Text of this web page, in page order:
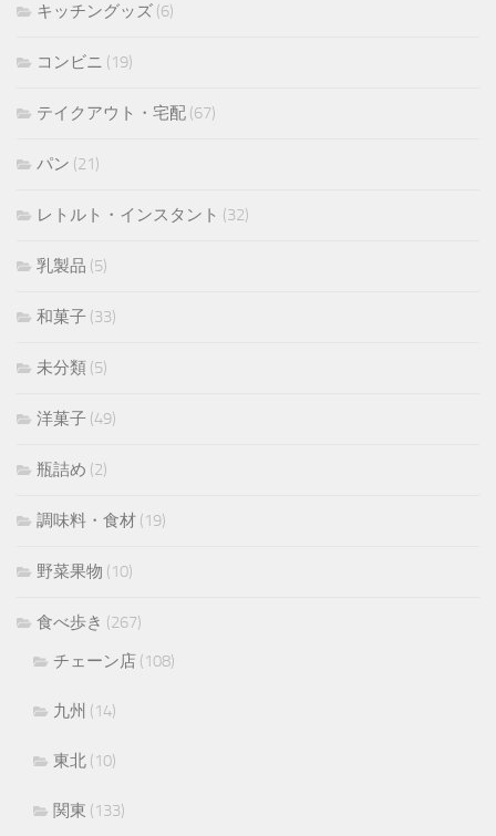
キッチングッズ (6)
コンビニ (19)
テイクアウト・宅配 (67)
パン (21)
レトルト・インスタント (32)
乳製品 (5)
和菓子 (33)
未分類 (5)
洋菓子 (49)
瓶詰め (2)
調味料・食材 (19)
野菜果物 (10)
食べ歩き (267)
チェーン店 (108)
九州 (14)
東北 (10)
関東 (133)